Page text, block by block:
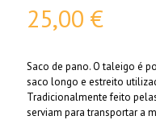
25,00 €
Saco de pano. O taleigo é
saco longo e estreito
Tradicionalmente feito
serviam para transportar a